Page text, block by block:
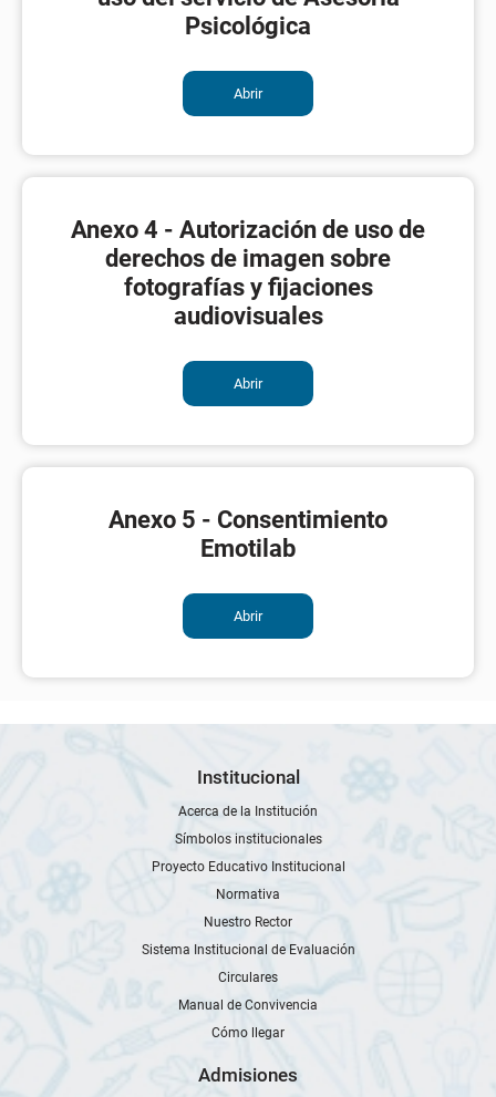
Psicológica
Abrir
Anexo 4 - Autorización de uso de
derechos de imagen sobre
fotografías y fijaciones
audiovisuales
Abrir
Anexo 5 - Consentimiento
Emotilab
Abrir
Institucional
Acerca de la Institución
Símbolos institucionales
Proyecto Educativo Institucional
Normativa
Nuestro Rector
Sistema Institucional de Evaluación
Circulares
Manual de Convivencia
Cómo llegar
Admisiones